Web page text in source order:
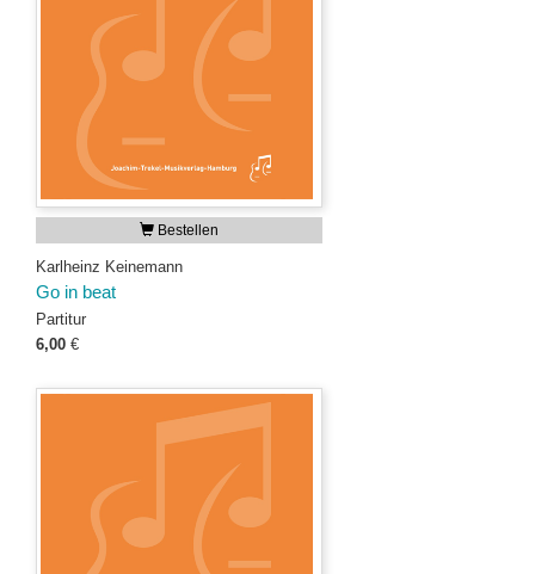
Bestellen
Karlheinz Keinemann
Go in beat
Partitur
6,00 €